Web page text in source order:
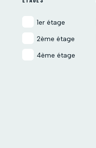
1er étage
2ème étage
4ème étage